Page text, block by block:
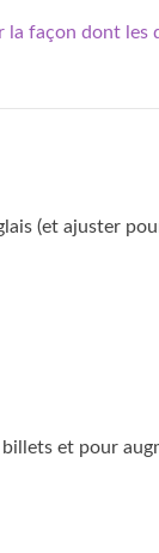
la façon dont les
(et ajuster
et pour